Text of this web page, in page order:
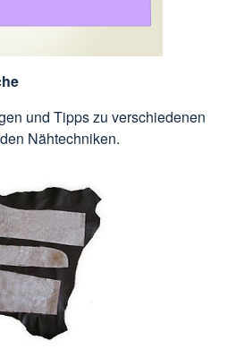
und Tipps zu verschiedenen
Nähtechniken.